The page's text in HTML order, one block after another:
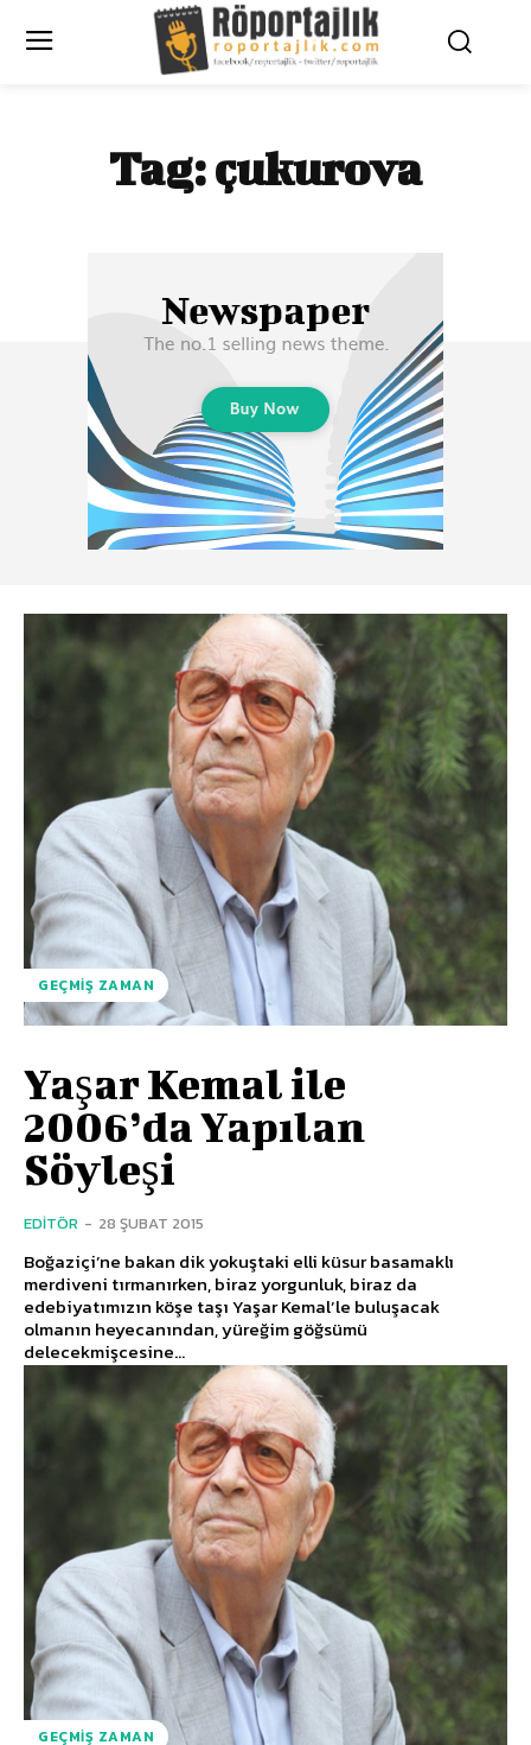
Tag:çukurova
GEÇMIŞ ZAMAN
Yaşar Kemal ile
2006’da Yapılan
Söyleşi
EDITÖR - 28 ŞUBAT 2015
Boğaziçi’ne bakan dik yokuştaki elli küsur basamaklı
merdiveni tırmanırken, biraz yorgunluk, biraz da
edebiyatımızın köşe taşı Yaşar Kemal’le buluşacak
olmanın heyecanından, yüreğim göğsümü
delecekmişcesine...
GEÇMIŞ ZAMAN